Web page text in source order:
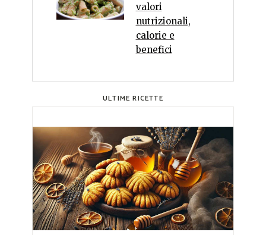
valori
nutrizionali,
calorie e
benefici
ULTIME RICETTE